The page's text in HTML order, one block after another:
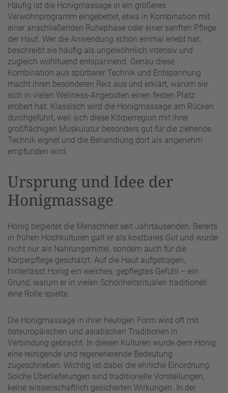
Häufig ist die Honigmassage in ein größeres
Verwöhnprogramm eingebettet, etwa in Kombination mit
einer anschließenden Ruhephase oder einer sanften Pflege
der Haut. Wer die Anwendung schon einmal erlebt hat,
beschreibt sie häufig als ungewöhnlich intensiv und
zugleich wohltuend entspannend. Genau diese
Kombination aus spürbarer Technik und Entspannung
macht ihren besonderen Reiz aus und erklärt, warum sie
sich in vielen Wellness-Angeboten einen festen Platz
erobert hat. Klassisch wird die Honigmassage am Rücken
durchgeführt, weil sich diese Körperregion mit ihrer
großflächigen Muskulatur besonders gut für die ziehende
Technik eignet und die Behandlung dort als angenehm
empfunden wird.
Ursprung und Idee der
Honigmassage
Honig begleitet die Menschheit seit Jahrtausenden. Bereits
in frühen Hochkulturen galt er als kostbares Gut und wurde
nicht nur als Nahrungsmittel, sondern auch für die
Körperpflege geschätzt. Auf die Haut aufgetragen,
hinterlässt Honig ein weiches, gepflegtes Gefühl – ein
Grund, warum er in vielen Schönheitsritualen traditionell
eine Rolle spielte.
Die Honigmassage in ihrer heutigen Form wird oft mit
östeuropäischen und asiatischen Traditionen in
Verbindung gebracht. In diesen Kulturen wurde dem Honig
eine reinigende und regenerierende Bedeutung
zugeschrieben. Wichtig ist dabei die ehrliche Einordnung:
Solche Überlieferungen sind traditionelle Vorstellungen,
keine wissenschaftlich gesicherten Wirkungen. In der